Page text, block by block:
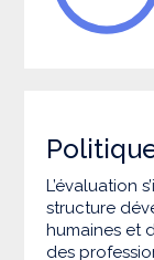
L’évaluation
structure
humaines et
des